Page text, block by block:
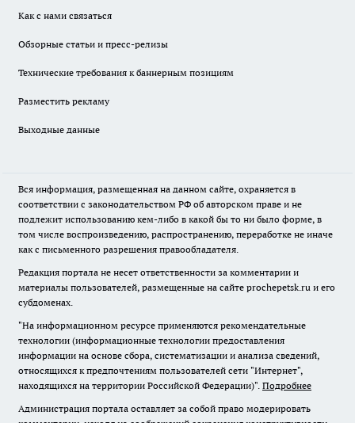
Как с нами связаться
Обзорные статьи и пресс-релизы
Технические требования к баннерным позициям
Разместить рекламу
Выходные данные
Вся информация, размещенная на данном сайте, охраняется в
соответствии с законодательством РФ об авторском праве и не
подлежит использованию кем-либо в какой бы то ни было форме, в
том числе воспроизведению, распространению, переработке не иначе
как с письменного разрешения правообладателя.
Редакция портала не несет ответственности за комментарии и
материалы пользователей, размещенные на сайте prochepetsk.ru и его
субдоменах.
"На информационном ресурсе применяются рекомендательные
технологии (информационные технологии предоставления
информации на основе сбора, систематизации и анализа сведений,
относящихся к предпочтениям пользователей сети "Интернет",
находящихся на территории Российской Федерации)". Подробнее
Администрация портала оставляет за собой право модерировать